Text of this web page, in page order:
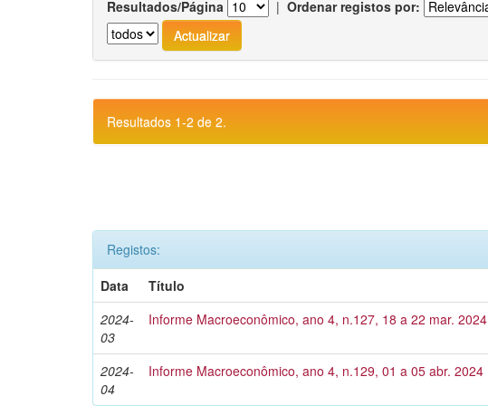
Resultados/Página | Ordenar registos por:
Resultados 1-2 de 2.
Registos:
Data
Título
2024-
03
Informe Macroeconômico, ano 4, n.127, 18 a 22 mar. 2024
2024-
04
Informe Macroeconômico, ano 4, n.129, 01 a 05 abr. 2024